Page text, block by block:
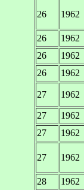
26 1962
26 1962
26 1962
26 1962
27 1962
27 1962
27 1962
27 1962
28 1962